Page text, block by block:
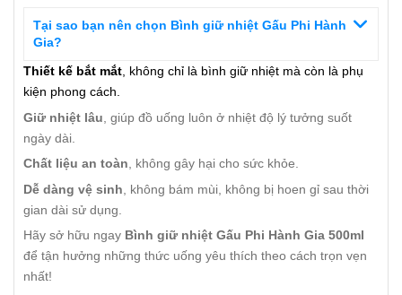
Tại sao bạn nên chọn Bình giữ nhiệt Gấu Phi Hành
Gia?
Thiết kế bắt mắt , không chỉ là bình giữ nhiệt mà còn là phụ
kiện phong cách.
Giữ nhiệt lâu , giúp đồ uống luôn ở nhiệt độ lý tưởng suốt
ngày dài.
Chất liệu an toàn , không gây hại cho sức khỏe.
Dễ dàng vệ sinh , không bám mùi, không bị hoen gỉ sau thời
gian dài sử dụng.
Hãy sở hữu ngay Bình giữ nhiệt Gấu Phi Hành Gia 500ml
để tận hưởng những thức uống yêu thích theo cách trọn vẹn
nhất!